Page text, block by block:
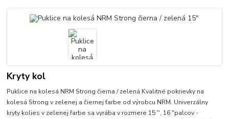
Kryty kol
Puklice na kolesá NRM Strong čierna / zelená Kvalitné pokrievky na
kolesá Strong v zelenej a čiernej farbe od výrobcu NRM. Univerzálny
kryty kolies v zelenej farbe sa vyrába v rozmere 15 '', 16 "palcov -